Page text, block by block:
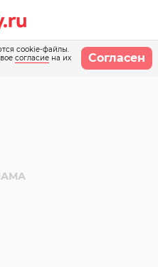
cookie-файлы.
согласие на их
Согласен